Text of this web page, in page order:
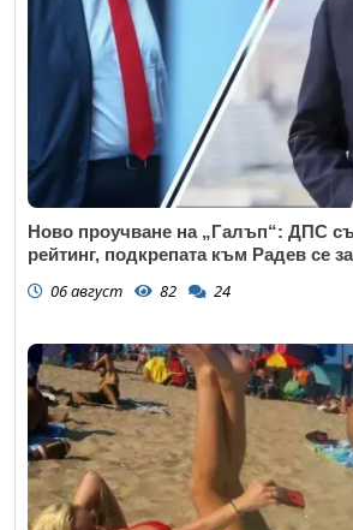
Ново проучване на „Галъп“: ДПС
рейтинг, подкрепата към Радев се
06 август 82 24